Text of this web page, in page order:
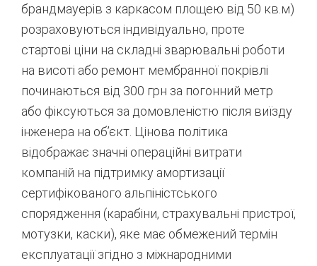
брандмауерів з каркасом площею від 50 кв.м)
розраховуються індивідуально, проте
стартові ціни на складні зварювальні роботи
на висоті або ремонт мембранної покрівлі
починаються від 300 грн за погонний метр
або фіксуються за домовленістю після виїзду
інженера на об’єкт. Цінова політика
відображає значні операційні витрати
компаній на підтримку амортизації
сертифікованого альпіністського
спорядження (карабіни, страхувальні пристрої,
мотузки, каски), яке має обмежений термін
експлуатації згідно з міжнародними